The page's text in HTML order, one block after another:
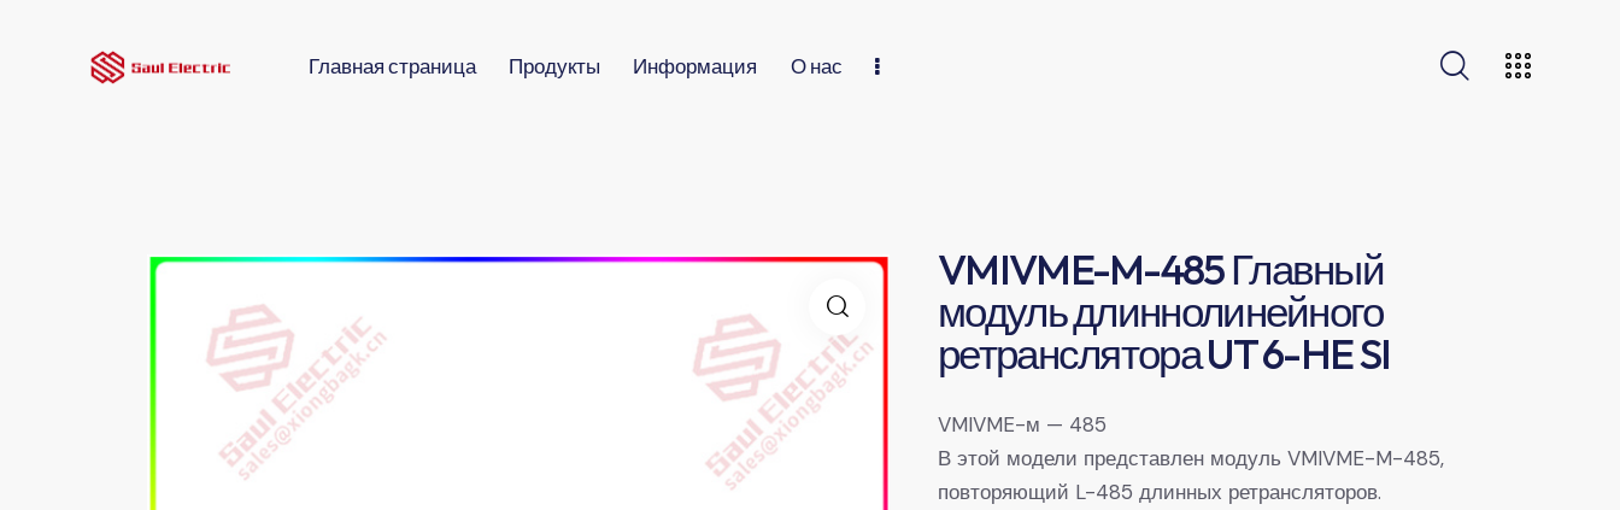
Главная страница Продукты Информация О нас
VMIVME-M-485 Главный
модуль длиннолинейного
ретранслятора UT 6-HE SI
VMIVME-м — 485
В этой модели представлен модуль VMIVME-M-485,
повторяющий L-485 длинных ретрансляторов.